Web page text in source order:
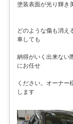
塗装表面が光り輝き
どのような傷も消え
車しても
納得がいく出来ない
にお任せ
ください。オーナー
します